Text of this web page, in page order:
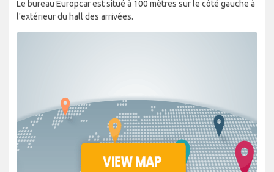
Le bureau Europcar est situé à 100 mètres sur le côté gauche à
l'extérieur du hall des arrivées.